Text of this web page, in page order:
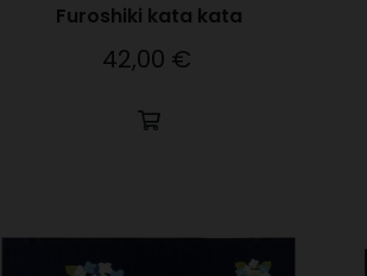
Furoshiki kata kata
Precio
42,00 €